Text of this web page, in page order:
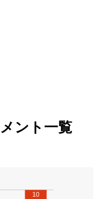
ント一覧
10